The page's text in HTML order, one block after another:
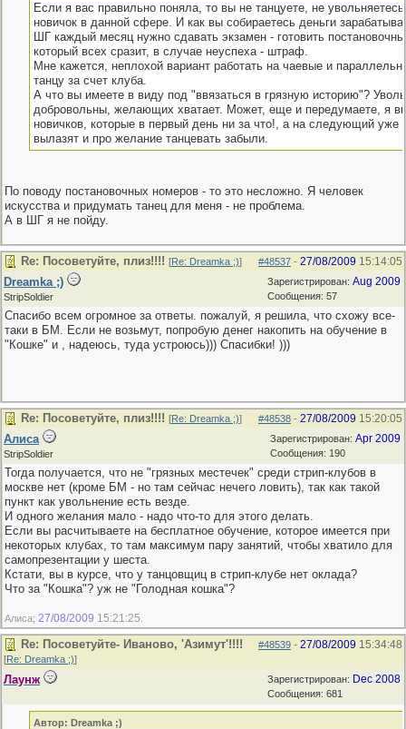
Если я вас правильно поняла, то вы не танцуете, не
новичок в данной сфере. И как вы собираетесь деньги
ШГ каждый месяц нужно сдавать экзамен - готовить
который всех сразит, в случае неуспеха - штраф.
Мне кажется, неплохой вариант работать на чаевые и
танцу за счет клуба.
А что вы имеете в виду под "ввязаться в грязную историю"?
добровольны, желающих хватает. Может, еще и передумаете, я
новичков, которые в первый день ни за что!, а на следующий уже
вылазят и про желание танцевать забыли.
По поводу постановочных номеров - то это несложно. Я человек
искусства и придумать танец для меня - не проблема.
А в ШГ я не пойду.
#48537 - 27/08/2009 15:14:05
Re: Посоветуйте, плиз!!!! [Re: Dreamka ;)]
Зарегистрирован: Aug 2009
Сообщения: 57
Dreamka ;)
StripSoldier
Спасибо всем огромное за ответы. пожалуй, я решила, что схожу все-
таки в БМ. Если не возьмут, попробую денег накопить на обучение в
"Кошке" и , надеюсь, туда устроюсь))) Спасибки! )))
#48538 - 27/08/2009 15:20:05
Re: Посоветуйте, плиз!!!! [Re: Dreamka ;)]
Зарегистрирован: Apr 2009
Сообщения: 190
Алиса
StripSoldier
Тогда получается, что не "грязных местечек" среди стрип-клубов в
москве нет (кроме БМ - но там сейчас нечего ловить), так как такой
пункт как увольнение есть везде.
И одного желания мало - надо что-то для этого делать.
Если вы расчитываете на бесплатное обучение, которое имеется при
некоторых клубах, то там максимум пару занятий, чтобы хватило для
самопрезентации у шеста.
Кстати, вы в курсе, что у танцовщиц в стрип-клубе нет оклада?
Что за "Кошка"? уж не "Голодная кошка"?
Алиса; 27/08/2009 15:21:25
#48539 - 27/08/2009 15:34:48
Re: Посоветуйте- Иваново, 'Азимут'!!!!
[Re: Dreamka ;)]
Зарегистрирован: Dec 2008
Сообщения: 681
Лаунж
Автор: Dreamka ;)